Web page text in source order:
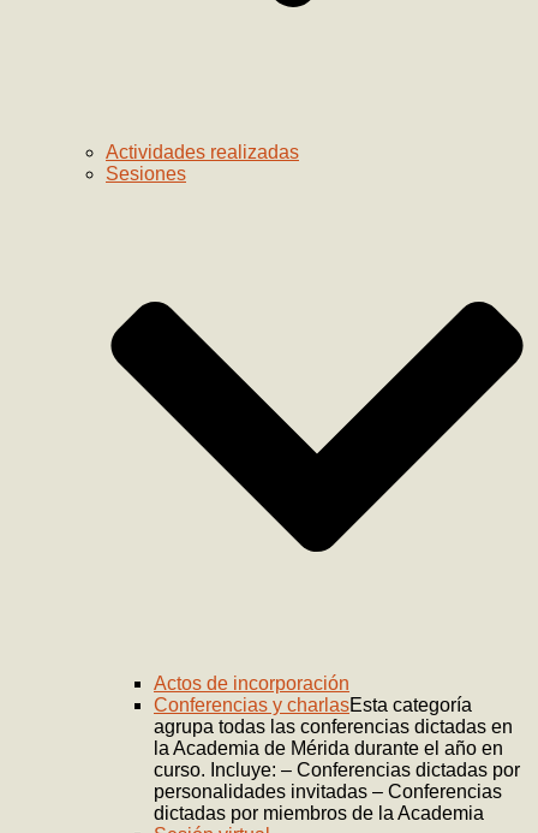
Actividades realizadas
Sesiones
Actos de incorporación
Conferencias y charlasEsta categoría
agrupa todas las conferencias dictadas en
la Academia de Mérida durante el año en
curso. Incluye: – Conferencias dictadas por
personalidades invitadas – Conferencias
dictadas por miembros de la Academia